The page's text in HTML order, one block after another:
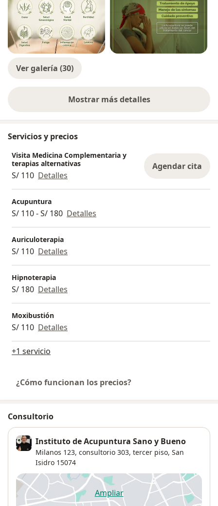
Ver galería (30)
Mostrar más detalles
sobre la experiencia
Servicios y precios
Visita Medicina Complementaria y
terapias alternativas
S/ 110 Detalles
Agendar cita
Acupuntura
S/ 110 - S/ 180 Detalles
Auriculoterapia
S/ 110 Detalles
Hipnoterapia
S/ 180 Detalles
Moxibustión
S/ 110 Detalles
+1 servicio
¿Cómo funcionan los precios?
Consultorio
Instituto de Acupuntura Sano y Bueno
Milanos 123, consultorio 303, tercer piso, San
Isidro 15074
Ampliarse abre en una nueva